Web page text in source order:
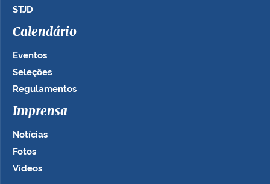
STJD
Calendário
Eventos
Seleções
Regulamentos
Imprensa
Notícias
Fotos
Vídeos